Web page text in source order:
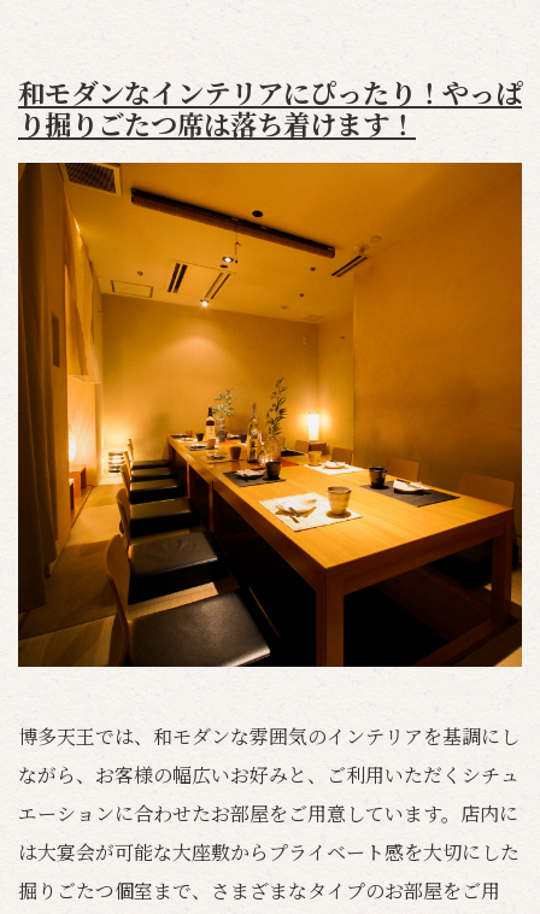
和モダンなインテリアにぴったり！やっぱ
り掘りごたつ席は落ち着けます！
博多天王では、和モダンな雰囲気のインテリアを基調にし
ながら、お客様の幅広いお好みと、ご利用いただくシチュ
エーションに合わせたお部屋をご用意しています。店内に
は大宴会が可能な大座敷からプライベート感を大切にした
掘りごたつ個室まで、さまざまなタイプのお部屋をご用